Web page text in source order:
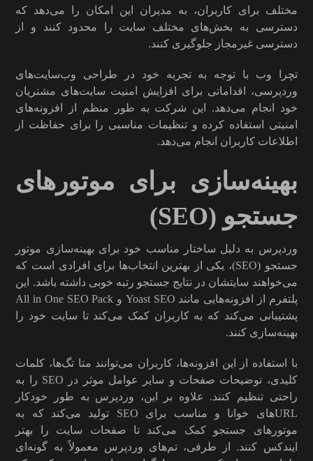
مختلف برای کاربران، به مدیران این امکان را می‌دهد که
دسترسی به بخش‌های مختلف سایت را محدود کنند و از
دسترسی غیرمجاز جلوگیری کنند.
تچرا وب با توجه به تجربه خود در طراحی وب‌سایت‌های
وردپرسی، اقداماتی برای افزایش امنیت سایت‌های مشتریان
خود انجام می‌دهد. این شرکت به طور منظم از افزونه‌های
امنیتی استفاده کرده و تنظیمات مناسبی را برای حفاظت از
اطلاعات کاربران انجام می‌دهد.
بهینه‌سازی برای موتورهای
جستجو (SEO)
وردپرس به دلیل ساختار مناسب خود برای بهینه‌سازی موتور
جستجو (SEO)، یکی از بهترین انتخاب‌ها برای افرادی است که
می‌خواهند سایتشان در نتایج جستجو رتبه خوبی داشته باشد. این
پلتفرم از افزونه‌هایی مانند Yoast SEO و All in One SEO Pack
پشتیبانی می‌کند که به کاربران کمک می‌کند تا سایت خود را
بهینه‌سازی کنند.
با استفاده از این افزونه‌ها، کاربران می‌توانند متا تگ‌ها، کلمات
کلیدی، توضیحات صفحات و سایر عوامل موثر در SEO را به
راحتی تنظیم کنند. علاوه بر این، وردپرس به طور خودکار
URLهای خوانا و مناسب برای SEO تولید می‌کند که به
موتورهای جستجو کمک می‌کند تا صفحات سایت را بهتر
ایندکس کنند. از طرفی، تم‌های وردپرس معمولاً به گونه‌ای